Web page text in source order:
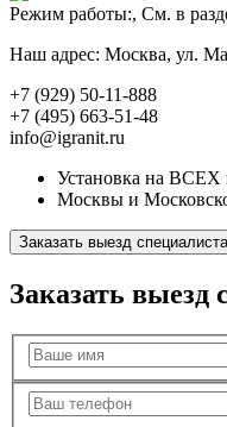
Режим работы:, См. в
Наш адрес: Москва, ул.
+7 (929) 50-11-888
+7 (495) 663-51-48
info@igranit.ru
Установка на ВСЕХ
Москвы и
Заказать выезд специалиста
Заказать выезд